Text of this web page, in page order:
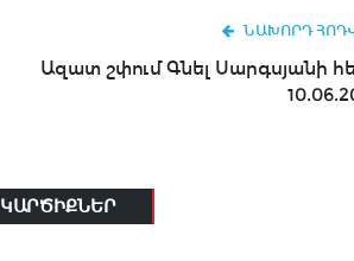
ՆԱԽՈՐԴ
Ազատ շփում Գնել Սարգսյանի
ԿԱՐԾԻՔՆԵՐ